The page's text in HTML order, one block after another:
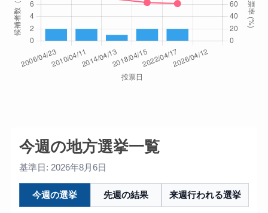
今週の地方選挙一覧
基準日: 2026年8月6日
今週の選挙 先週の結果 来週行われる選挙